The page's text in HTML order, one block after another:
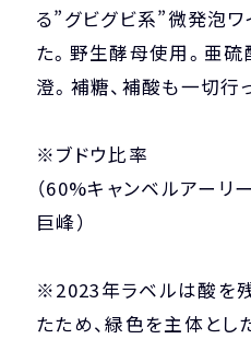
る”グビグビ系”微発泡
た。野生酵母使用。亜
澄。補糖、補酸も一切行
※ブドウ比率
（60%キャンベルアーリ
巨峰）
※2023年ラベルは酸を
たため、緑色を主体とし